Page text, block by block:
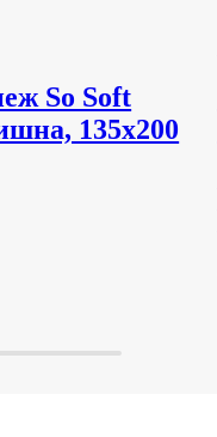
So Soft
135x200